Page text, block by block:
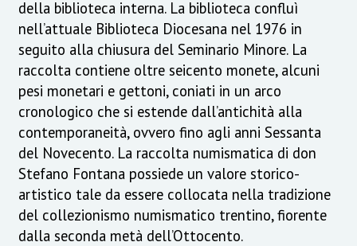
della biblioteca interna. La biblioteca confluì
nell’attuale Biblioteca Diocesana nel 1976 in
seguito alla chiusura del Seminario Minore. La
raccolta contiene oltre seicento monete, alcuni
pesi monetari e gettoni, coniati in un arco
cronologico che si estende dall’antichità alla
contemporaneità, ovvero fino agli anni Sessanta
del Novecento. La raccolta numismatica di don
Stefano Fontana possiede un valore storico-
artistico tale da essere collocata nella tradizione
del collezionismo numismatico trentino, fiorente
dalla seconda metà dell’Ottocento.